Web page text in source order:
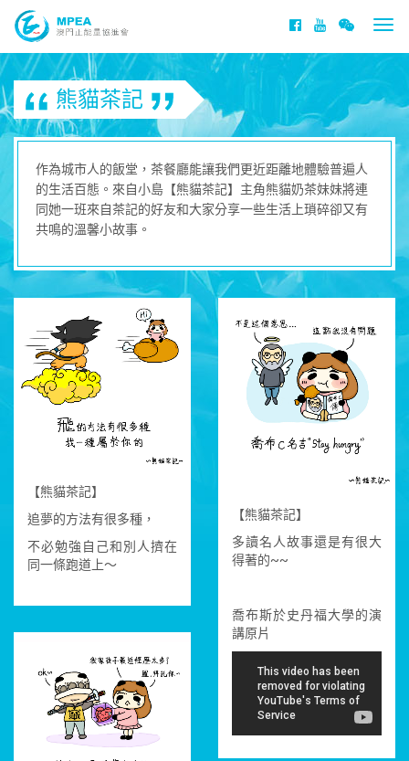
熊貓茶記
作為城市人的飯堂，茶餐廳能讓我們更近距離地體驗普遍人
的生活百態。來自小島【熊貓茶記】主角熊貓奶茶妹妹將連
同她一班來自茶記的好友和大家分享一些生活上瑣碎卻又有
共鳴的溫馨小故事。
【熊貓茶記】
追夢的方法有很多種，
不必勉強自己和別人擠在
同一條跑道上～
【熊貓茶記】
多讀名人故事還是有很大
得著的~~
喬布斯於史丹福大學的演
講原片